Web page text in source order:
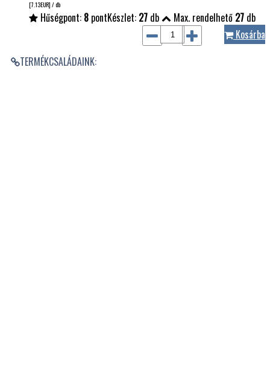
[7.13EUR] / db
Hűségpont: 8 pontKészlet: 27 db Max. rendelhető 27 db
Kosárba
TERMÉKCSALÁDAINK: